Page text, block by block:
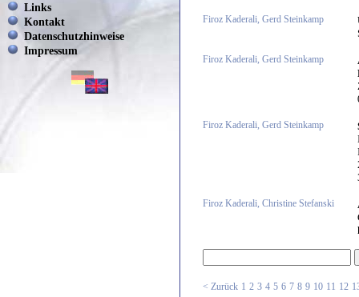
Links
Kontakt
Datenschutzhinweise
Impressum
Firoz Kaderali, Gerd Steinkamp
Firoz Kaderali, Gerd Steinkamp
Firoz Kaderali, Gerd Steinkamp
Firoz Kaderali, Christine Stefanski
< Zurück 1 2 3 4 5 6 7 8 9 10 11 12